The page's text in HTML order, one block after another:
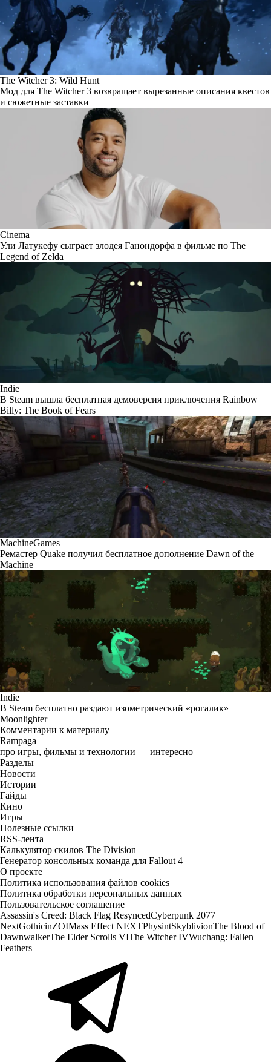
The Witcher 3: Wild Hunt
Мод для The Witcher 3 возвращает вырезанные описания квестов
и сюжетные заставки
Cinema
Ули Латукефу сыграет злодея Ганондорфа в фильме по The
Legend of Zelda
Indie
В Steam вышла бесплатная демоверсия приключения Rainbow
Billy: The Book of Fears
MachineGames
Ремастер Quake получил бесплатное дополнение Dawn of the
Machine
Indie
В Steam бесплатно раздают изометрический «рогалик»
Moonlighter
Комментарии к материалу
Rampaga
про игры, фильмы и технологии — интересно
Разделы
Новости
Истории
Гайды
Кино
Игры
Полезные ссылки
RSS-лента
Калькулятор скилов The Division
Генератор консольных команда для Fallout 4
О проекте
Политика использования файлов cookies
Политика обработки персональных данных
Пользовательское соглашение
Assassin's Creed: Black Flag ResyncedCyberpunk 2077
NextGothicinZOIMass Effect NEXTPhysintSkyblivionThe Blood of
DawnwalkerThe Elder Scrolls VIThe Witcher IVWuchang: Fallen
Feathers